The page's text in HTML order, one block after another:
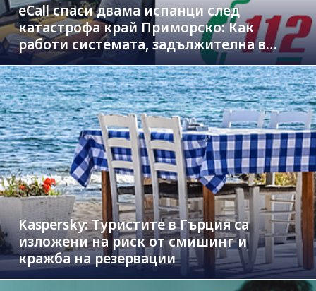
eCall спаси двама испанци след
катастрофа край Приморско: Как
работи системата, задължителна в
новите коли
Kaspersky: Туристите в Гърция са
изложени на риск от смишинг и
кражба на резервации